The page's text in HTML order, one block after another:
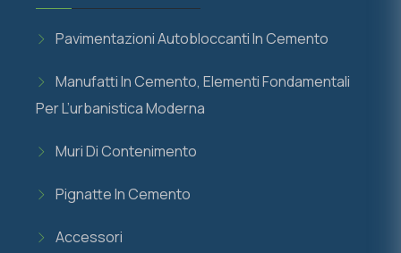
Pavimentazioni Autobloccanti In Cemento
Manufatti In Cemento, Elementi Fondamentali
Per L’urbanistica Moderna
Muri Di Contenimento
Pignatte In Cemento
Accessori